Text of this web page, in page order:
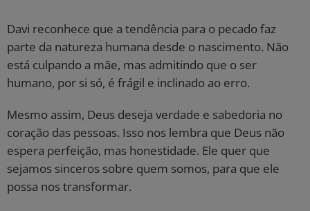
Davi reconhece que a tendência para o pecado faz
parte da natureza humana desde o nascimento. Não
está culpando a mãe, mas admitindo que o ser
humano, por si só, é frágil e inclinado ao erro.
Mesmo assim, Deus deseja verdade e sabedoria no
coração das pessoas. Isso nos lembra que Deus não
espera perfeição, mas honestidade. Ele quer que
sejamos sinceros sobre quem somos, para que ele
possa nos transformar.